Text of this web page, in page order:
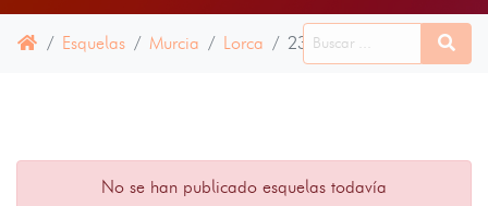
Esquelas Murcia Lorca 23 JUNIO 2022
No se han publicado esquelas todavía